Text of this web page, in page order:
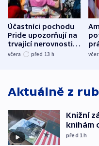
Účastníci pochodu
Pride upozorňují na
trvající nerovnosti i
společenskou
včera před 13 h
Aktuálně z
Knižní
knihám
před 1h